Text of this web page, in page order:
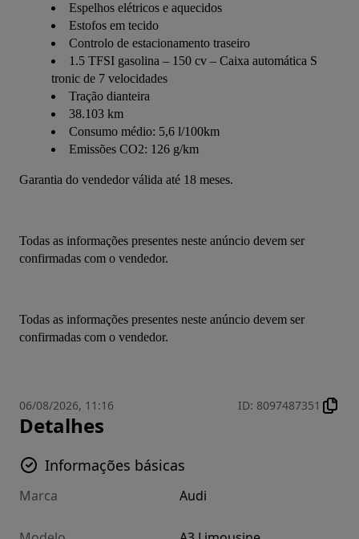
Espelhos elétricos e aquecidos
Estofos em tecido
Controlo de estacionamento traseiro
1.5 TFSI gasolina – 150 cv – Caixa automática S
tronic de 7 velocidades
Tração dianteira
38.103 km
Consumo médio: 5,6 l/100km
Emissões CO2: 126 g/km
Garantia do vendedor válida até 18 meses.
Todas as informações presentes neste anúncio devem ser
confirmadas com o vendedor.
Todas as informações presentes neste anúncio devem ser
confirmadas com o vendedor.
06/08/2026, 11:16 ID: 8097487351
Detalhes
Informações básicas
Marca Audi